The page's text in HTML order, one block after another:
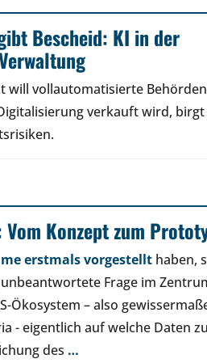
Bescheid: KI in der
will vollautomatisierte
verkauft wird,
Konzept zum
erstmals vorgestellt haben,
Frage im
Ökosystem – also
- eigentlich auf welche Daten
des …